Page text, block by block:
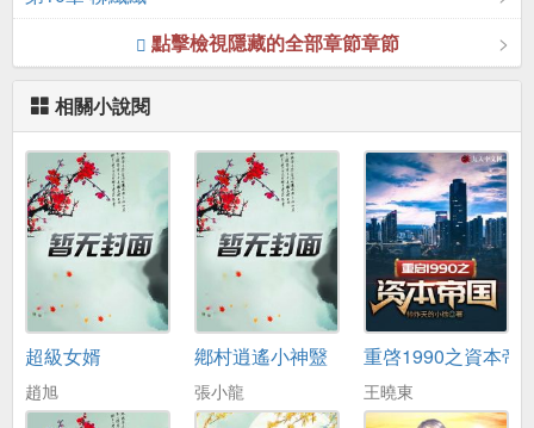
點擊檢視隱藏的全部章節章節
相關小說閱
超級女婿
趙旭
鄕村逍遙小神毉
張小龍
重啓1990之資本帝
王曉東